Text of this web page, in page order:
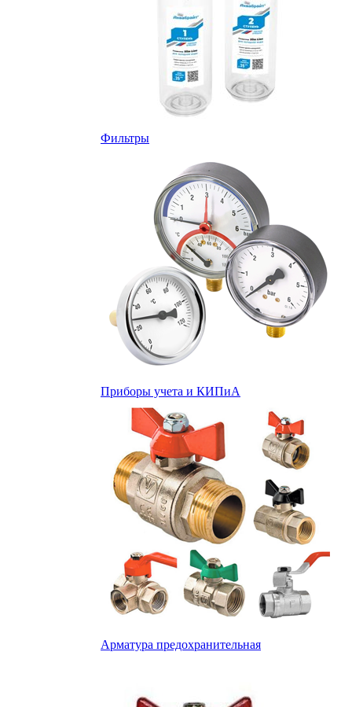
Фильтры
Приборы учета и КИПиА
Арматура предохранительная